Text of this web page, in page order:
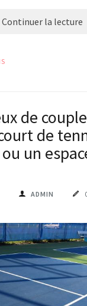
Continuer la lecture
de
de
un
ADMIN